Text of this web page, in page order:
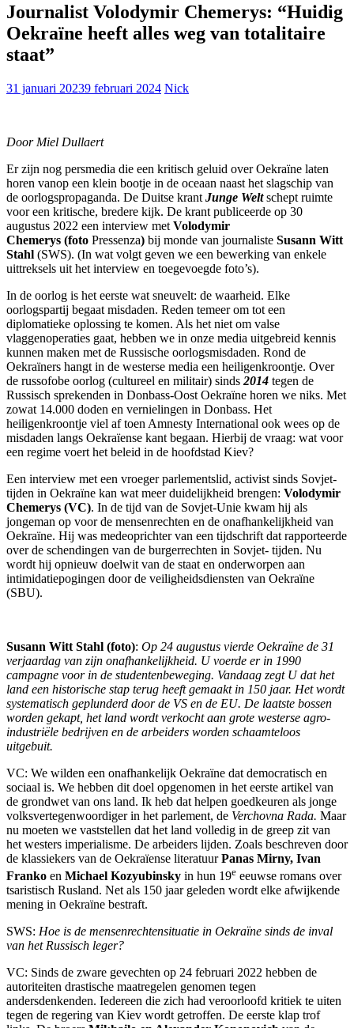
Journalist Volodymir Chemerys: “Huidig
Oekraïne heeft alles weg van totalitaire
staat”
31 januari 20239 februari 2024 Nick
Door Miel Dullaert
Er zijn nog persmedia die een kritisch geluid over Oekraïne laten
horen vanop een klein bootje in de oceaan naast het slagschip van
de oorlogspropaganda. De Duitse krant Junge Weltschept ruimte
voor een kritische, bredere kijk. De krant publiceerde op 30
augustus 2022 een interview met Volodymir
Chemerys (foto Pressenza) bij monde van journaliste Susann Witt
Stahl (SWS). (In wat volgt geven we een bewerking van enkele
uittreksels uit het interview en toegevoegde foto’s).
In de oorlog is het eerste wat sneuvelt: de waarheid. Elke
oorlogspartij begaat misdaden. Reden temeer om tot een
diplomatieke oplossing te komen. Als het niet om valse
vlaggenoperaties gaat, hebben we in onze media uitgebreid kennis
kunnen maken met de Russische oorlogsmisdaden. Rond de
Oekraïners hangt in de westerse media een heiligenkroontje. Over
de russofobe oorlog (cultureel en militair) sinds 2014 tegen de
Russisch sprekenden in Donbass-Oost Oekraïne horen we niks. Met
zowat 14.000 doden en vernielingen in Donbass. Het
heiligenkroontje viel af toen Amnesty International ook wees op de
misdaden langs Oekraïense kant begaan. Hierbij de vraag: wat voor
een regime voert het beleid in de hoofdstad Kiev?
Een interview met een vroeger parlementslid, activist sinds Sovjet-
tijden in Oekraïne kan wat meer duidelijkheid brengen: Volodymir
Chemerys (VC). In de tijd van de Sovjet-Unie kwam hij als
jongeman op voor de mensenrechten en de onafhankelijkheid van
Oekraïne. Hij was medeoprichter van een tijdschrift dat rapporteerde
over de schendingen van de burgerrechten in Sovjet- tijden. Nu
wordt hij opnieuw doelwit van de staat en onderworpen aan
intimidatiepogingen door de veiligheidsdiensten van Oekraïne
(SBU).
Susann Witt Stahl (foto): Op 24 augustus vierde Oekraïne de 31
verjaardag van zijn onafhankelijkheid. U voerde er in 1990
campagne voor in de studentenbeweging. Vandaag zegt U dat het
land een historische stap terug heeft gemaakt in 150 jaar. Het wordt
systematisch geplunderd door de VS en de EU. De laatste bossen
worden gekapt, het land wordt verkocht aan grote westerse agro-
industriële bedrijven en de arbeiders worden schaamteloos
uitgebuit.
VC: We wilden een onafhankelijk Oekraïne dat democratisch en
sociaal is. We hebben dit doel opgenomen in het eerste artikel van
de grondwet van ons land. Ik heb dat helpen goedkeuren als jonge
volksvertegenwoordiger in het parlement, de Verchovna Rada. Maar
nu moeten we vaststellen dat het land volledig in de greep zit van
het westers imperialisme. De arbeiders lijden. Zoals beschreven door
de klassiekers van de Oekraïense literatuurPanas Mirny, Ivan
Franko en Michael Kozyubinsky in hun 19e eeuwse romans over
tsaristisch Rusland. Net als 150 jaar geleden wordt elke afwijkende
mening in Oekraïne bestraft.
SWS: Hoe is de mensenrechtensituatie in Oekraïne sinds de inval
van het Russisch leger?
VC: Sinds de zware gevechten op 24 februari 2022 hebben de
autoriteiten drastische maatregelen genomen tegen
andersdenkenden. Iedereen die zich had veroorloofd kritiek te uiten
tegen de regering van Kiev wordt getroffen. De eerste klap trof